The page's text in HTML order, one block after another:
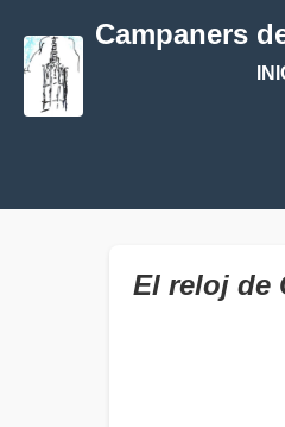
Campaners
El reloj de